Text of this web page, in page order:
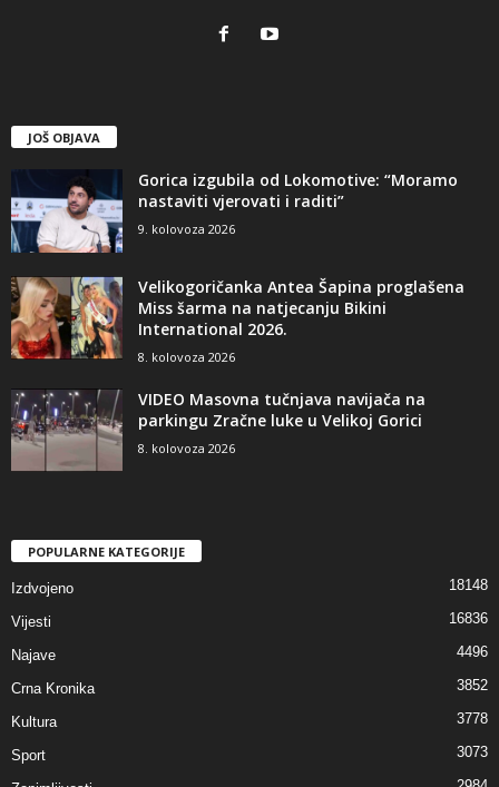
JOŠ OBJAVA
Gorica izgubila od Lokomotive: “Moramo
nastaviti vjerovati i raditi”
9. kolovoza 2026
Velikogoričanka Antea Šapina proglašena
Miss šarma na natjecanju Bikini
International 2026.
8. kolovoza 2026
VIDEO Masovna tučnjava navijača na
parkingu Zračne luke u Velikoj Gorici
8. kolovoza 2026
POPULARNE KATEGORIJE
Izdvojeno 18148
Vijesti 16836
Najave 4496
Crna Kronika 3852
Kultura 3778
Sport 3073